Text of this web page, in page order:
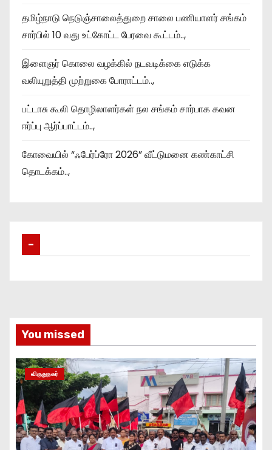
தமிழ்நாடு நெடுஞ்சாலைத்துறை சாலை பணியாளர் சங்கம்
சார்பில் 10 வது உட்கோட்ட பேரவை கூட்டம்..,
இளைஞர் கொலை வழக்கில் நடவடிக்கை எடுக்க
வலியுறுத்தி முற்றுகை போராட்டம்..,
பட்டாசு கூலி தொழிலாளர்கள் நல சங்கம் சார்பாக கவன
ஈர்ப்பு ஆர்ப்பாட்டம்..,
கோவையில் “ஃபேர்ப்ரோ 2026” வீட்டுமனை கண்காட்சி
தொடக்கம்..,
–
You missed
விருதுநகர்